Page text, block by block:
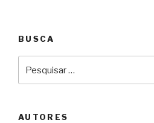
BUSCA
por:
AUTORES